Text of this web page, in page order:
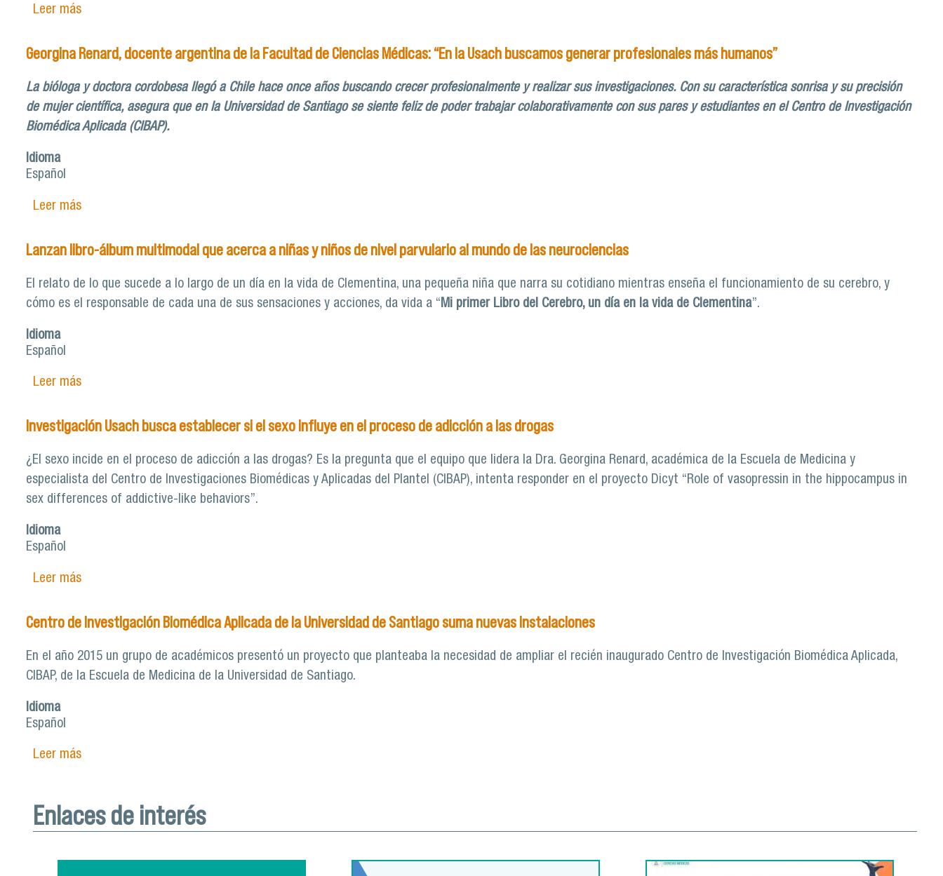
Leer mássobre Equipo de investigación de la Escuela de Medicina se adjudica concurso DICYT para equipamiento científico
Georgina Renard, docente argentina de la Facultad de Ciencias Médicas: “En la Usach buscamos generar profesionales más humanos”
La bióloga y doctora cordobesa llegó a Chile hace once años buscando crecer profesionalmente y realizar sus investigaciones. Con su característica sonrisa y su precisión
de mujer científica, asegura que en la Universidad de Santiago se siente feliz de poder trabajar colaborativamente con sus pares y estudiantes en el Centro de Investigación
Biomédica Aplicada (CIBAP).
Idioma
Español
Leer mássobre Georgina Renard, docente argentina de la Facultad de Ciencias Médicas: “En la Usach buscamos generar profesionales más humanos”
Lanzan libro-álbum multimodal que acerca a niñas y niños de nivel parvulario al mundo de las neurociencias
El relato de lo que sucede a lo largo de un día en la vida de Clementina, una pequeña niña que narra su cotidiano mientras enseña el funcionamiento de su cerebro, y
cómo es el responsable de cada una de sus sensaciones y acciones, da vida a “ Mi primer Libro del Cerebro, un día en la vida de Clementina”.
Idioma
Español
Leer mássobre Lanzan libro-álbum multimodal que acerca a niñas y niños de nivel parvulario al mundo de las neurociencias
Investigación Usach busca establecer si el sexo influye en el proceso de adicción a las drogas
¿El sexo incide en el proceso de adicción a las drogas? Es la pregunta que el equipo que lidera la Dra. Georgina Renard, académica de la Escuela de Medicina y
especialista del Centro de Investigaciones Biomédicas y Aplicadas del Plantel (CIBAP), intenta responder en el proyecto Dicyt “Role of vasopressin in the hippocampus in
sex differences of addictive-like behaviors”.
Idioma
Español
Leer mássobre Investigación Usach busca establecer si el sexo influye en el proceso de adicción a las drogas
Centro de Investigación Biomédica Aplicada de la Universidad de Santiago suma nuevas instalaciones
En el año 2015 un grupo de académicos presentó un proyecto que planteaba la necesidad de ampliar el recién inaugurado Centro de Investigación Biomédica Aplicada,
CIBAP, de la Escuela de Medicina de la Universidad de Santiago.
Idioma
Español
Leer mássobre Centro de Investigación Biomédica Aplicada de la Universidad de Santiago suma nuevas instalaciones
Enlaces de interés